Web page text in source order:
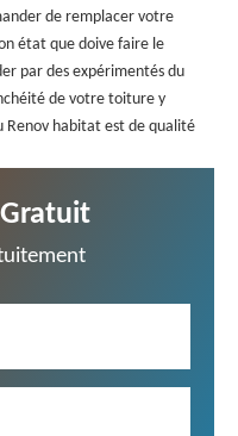
de remplacer votre
état que doive faire le
par des expérimentés du
de votre toiture y
Renov habitat est de qualité